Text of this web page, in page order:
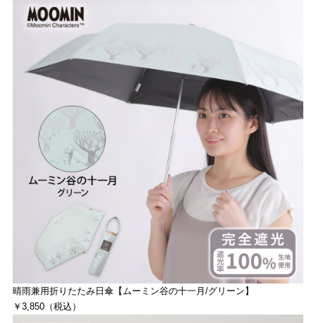
晴雨兼用折りたたみ日傘【ムーミン谷の十一月/グリーン】
￥3,850（税込）